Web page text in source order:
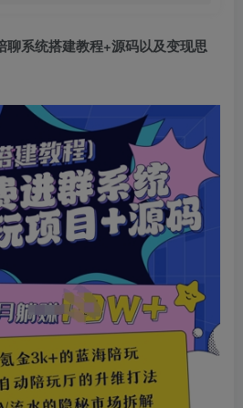
聊系统搭建教程+源码以及变现思